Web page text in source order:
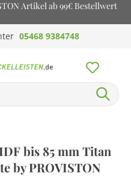
Artikel ab 99€ Bestellwert
05468 9384748
bis 85 mm Titan
by PROVISTON